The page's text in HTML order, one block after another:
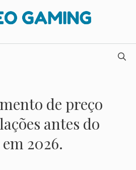
de preço
antes do
2026.